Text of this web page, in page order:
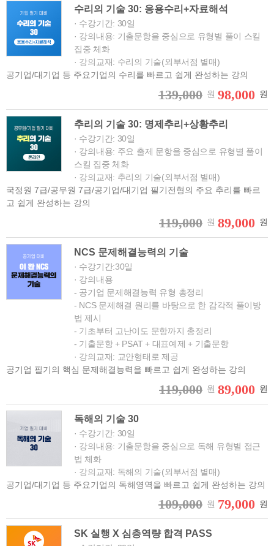
수리의 기술 30: 응용수리+자료해석
· 수강기간: 30일
· 강의내용: 기출문항을 중심으로 유형별 풀이 스킬
집중 체화
· 강의교재: 수리의 기술(외부서점 별매)
공기업/대기업 등 주요기업의 수리를 빠르고 쉽게 완성하는 강의
139,000 원 98,000 원
추리의 기술 30: 명제추리+상황추리
· 수강기간: 30일
· 강의내용: 주요 출제 문항을 중심으로 유형별 풀이
스킬 집중 체화
· 강의교재: 추리의 기술(외부서점 별매)
국정원 7급/공무원 7급/공기업/대기업 필기전형의 주요 추리를 빠르
고 쉽게 완성하는 강의
119,000 원 89,000 원
NCS 문제해결능력의 기술
· 수강기간:30일
· 강의내용
- 공기업 문제해결능력 유형 총정리
- NCS 문제해결 원리를 바탕으로 한 감각적 풀이방
법 제시
- 기초부터 고난이도 문항까지 총정리
- 기출문항 + PSAT + 대표예제 + 기출문항
· 강의교재: 교안형태로 제공
공기업 필기의 핵심 문제해결능력을 빠르고 쉽게 완성하는 강의
119,000 원 89,000 원
독해의 기술 30
· 수강기간: 30일
· 강의내용: 기출문항을 중심으로 독해 유형별 접근
법 체화
· 강의교재: 독해의 기술(외부서점 별매)
공기업/대기업 등 주요기업의 독해영역을 빠르고 쉽게 완성하는 강의
109,000 원 79,000 원
SK 실행 X 심층역량 합격 PASS